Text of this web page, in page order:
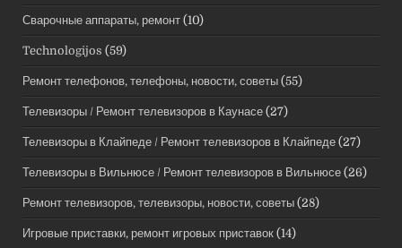
Сварочные аппараты, ремонт (10)
Technologijos (59)
Ремонт телефонов, телефоны, новости, советы (55)
Телевизоры / Ремонт телевизоров в Каунасе (27)
Телевизоры в Клайпеде / Ремонт телевизоров в Клайпеде (27)
Телевизоры в Вильнюсе / Ремонт телевизоров в Вильнюсе (26)
Ремонт телевизоров, телевизоры, новости, советы (28)
Игровые приставки, ремонт игровых приставок (14)